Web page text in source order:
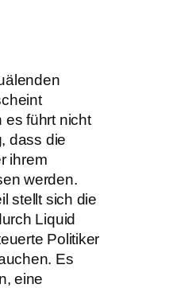
es führt nicht
dass die
ihrem
werden.
stellt sich die
Liquid
Politiker
Es
eine